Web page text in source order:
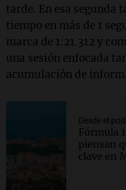
tarde. En esa segunda
tiempo en más de 1
marca de 1:21.312 y
una sesión enfocada
acumulación de
Desde el
Fórmula
piensan
clave en